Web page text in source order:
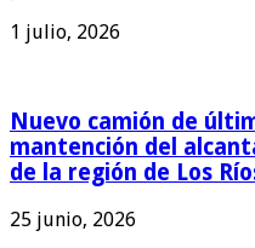
1 julio, 2026
Nuevo camión de
mantención del
de la región de Los
25 junio, 2026